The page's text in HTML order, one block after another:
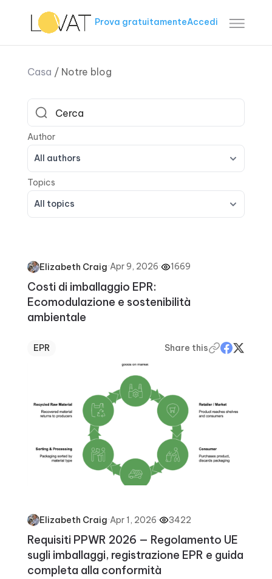
Prova gratuitamenteAccedi
Casa / Notre blog
All authors
All topics
Elizabeth Craig·Apr 9, 2026· 1669
Costi di imballaggio EPR:
Ecomodulazione e sostenibilità
ambientale
EPR Share this
Elizabeth Craig·Apr 1, 2026· 3422
Requisiti PPWR 2026 — Regolamento UE
sugli imballaggi, registrazione EPR e guida
completa alla conformità